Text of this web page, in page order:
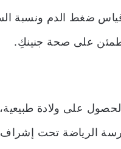
ضغط الدم ونسبة
على صحة جنينكِ.
على ولادة
الرياضة تحت إشراف